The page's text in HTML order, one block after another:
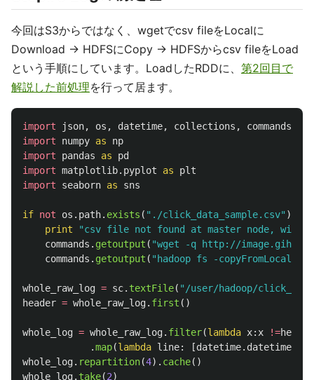
今回はS3からではなく、wgetでcsv fileをLocalに
Download → HDFSにCopy → HDFSからcsv fileをLoad
という手順にしています。LoadしたRDDに、 第2回目で
解説した前処理を行って居ます。
import json, os , datetime, collections ,
commands
import
numpy as
np
import
pandas as
pd
import matplotlib.pyplot as
plt
import
seaborn as sns
if not os . path. exists ( " ./click_data_sample.csv" ):
print
"csv file not found at master node, will
commands . getoutput ( "wget -q http://
commands . getoutput ( " hadoop fs -copyFromLocal
whole_raw_log = sc. textFile( " /user/hadoop/
header = whole_raw_log. first ()
whole_log = whole_raw_log. filter(lambda x: x !=header
.map(lambda line: [datetime. datetime
whole_log. repartition(4). cache()
whole_log. take(2)